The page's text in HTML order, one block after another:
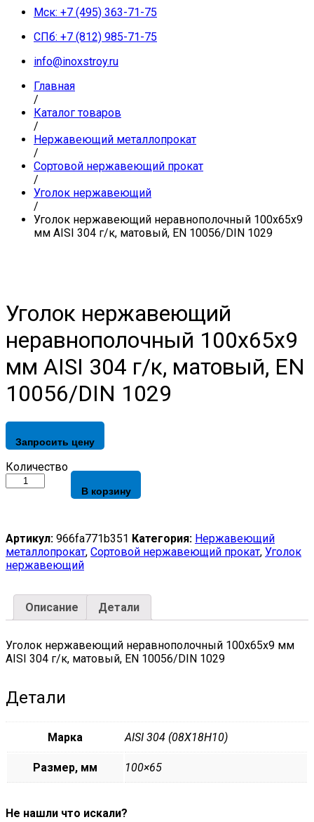
Мск: +7 (495) 363-71-75
СПб: +7 (812) 985-71-75
info@inoxstroy.ru
Главная
/
Каталог товаров
/
Нержавеющий металлопрокат
/
Сортовой нержавеющий прокат
/
Уголок нержавеющий
/
Уголок нержавеющий неравнополочный 100х65х9
мм AISI 304 г/к, матовый, EN 10056/DIN 1029
Уголок нержавеющий
неравнополочный 100х65х9
мм AISI 304 г/к, матовый, EN
10056/DIN 1029
Запросить цену
Уголок
нержавеющий
неравнополочный
AISI
304
г/
к,
EN
10056/DIN
quantity
Количество
В корзину
Артикул: 966fa771b351 Категория: Нержавеющий
металлопрокат, Сортовой нержавеющий прокат, Уголок
нержавеющий
Описание Детали
Уголок нержавеющий неравнополочный 100х65х9 мм
AISI 304 г/к, матовый, EN 10056/DIN 1029
Детали
Марка AISI 304 (08Х18Н10)
Размер, мм 100×65
Не нашли что искали?